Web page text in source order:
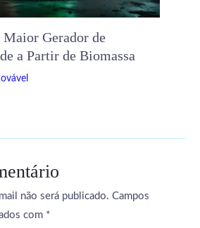
Maior Gerador de
a Partir de Biomassa
não será publicado. Campos
com *